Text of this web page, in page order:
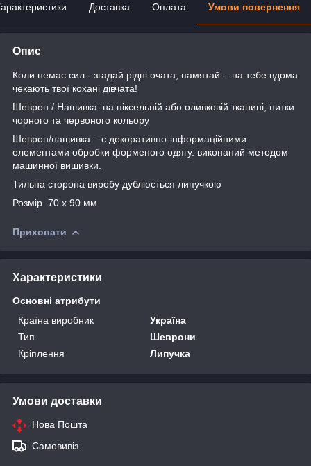
Доставка Оплата Умови повернення
Опис
Коли немає сил - згадай рідні очата, памятай - на тебе вдома
чекають твої кохані дівчата!
Шеврон / Нашивка на піксельній або оливковій тканині, нитки
чорного та червоного кольору
Шеврон/нашивка – є декоративно-інформаційними
елементами обробки форменого одягу. виконаний методом
машинної вишивки.
Тильна сторона виробу дублюється липучкою
Розмір 70 х 90 мм
Приховати
Характеристики
Основні атрибути
Країна виробник
Україна
Тип
Шеврони
Кріплення
Липучка
Умови доставки
Нова Пошта
Самовивіз